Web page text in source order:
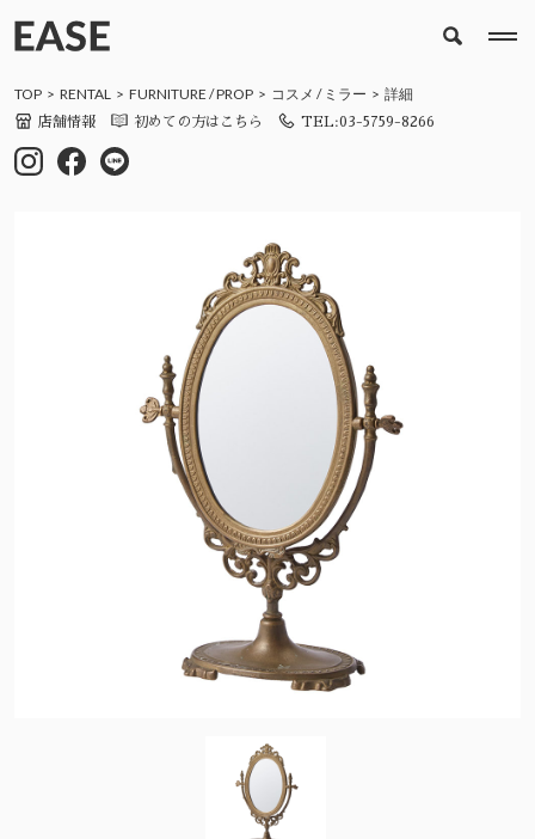
TOP RENTAL FURNITURE /PROP コスメ / ミラー 詳細
店舗情報 初めての方はこちら TEL:03-5759-8266